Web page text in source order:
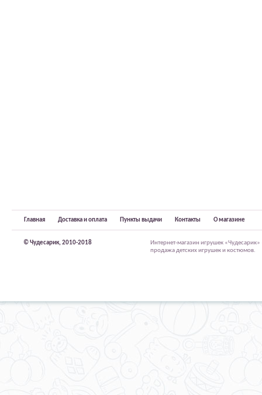
Главная Доставка и оплата Пункты выдачи Контакты О магазине
© Чудесарик, 2010-2018
Интернет-магазин игрушек
продажа детских игрушек и костюмов.